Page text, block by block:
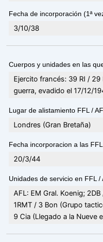
Fecha de incorporación (1ª
3/10/38
Cuerpos y unidades en las
Ejercito francés: 39 RI /
guerra, evadido el 17/12/
Lugar de alistamiento FFL /
Londres (Gran Bretaña)
Fecha incorporacion a las
20/3/44
Unidades de servicio en FFL /
AFL: EM Gral. Koenig;
1RMT / 3 Bon (Grupo
9 Cia (Llegado a la Nueve